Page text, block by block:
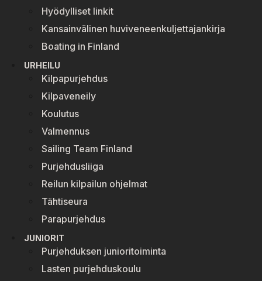
Hyödylliset linkit
Kansainvälinen huviveneenkuljettajankirja
Boating in Finland
URHEILU
Kilpapurjehdus
Kilpaveneily
Koulutus
Valmennus
Sailing Team Finland
Purjehdusliiga
Reilun kilpailun ohjelmat
Tähtiseura
Parapurjehdus
JUNIORIT
Purjehduksen junioritoiminta
Lasten purjehduskoulu